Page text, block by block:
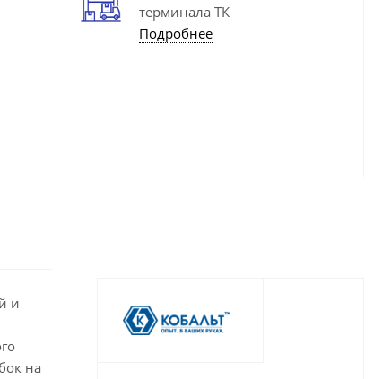
терминала ТК
Подробнее
и
на